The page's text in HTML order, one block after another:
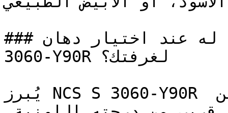
### ما الذي يجب الانتباه له عند اختيار دهان NCS S
3060-Y90R لغرفتك؟
يُبرز NCS S 3060-Y90R عمقه الكامل بطلاء وجهين